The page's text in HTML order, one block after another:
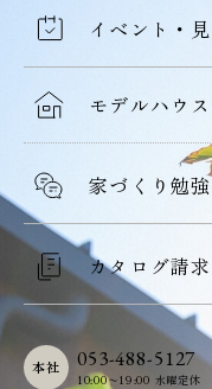
イベント・
モデルハウ
家づくり勉
カタログ請求
053-488-5127
10:00〜19:00 水曜定休
本社